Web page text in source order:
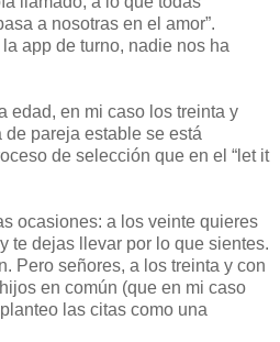
a nosotras en el amor”.
app de turno, nadie nos ha
edad, en mi caso los treinta y
pareja estable se está
de selección que en el “let it
ocasiones: a los veinte quieres
te dejas llevar por lo que sientes.
Pero señores, a los treinta y con
en común (que en mi caso
las citas como una